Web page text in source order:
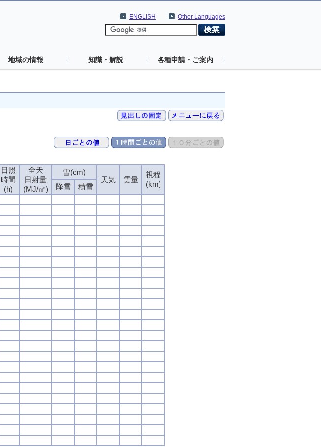
Other Languages
ENGLISH
地域の情報 知識・解説 各種申請・ご案内
日照
時間
(h)
全天
日射量
(MJ/㎡)
雪(cm)
天気
雲量
視程
(km)
降雪
積雪